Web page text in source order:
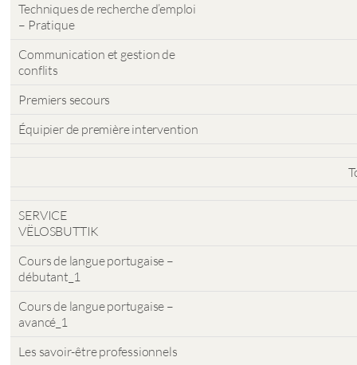
Techniques de recherche d’emploi
– Pratique
Communication et gestion de
conflits
Premiers secours
Équipier de première intervention
SERVICE
VËLOSBUTTIK
Cours de langue portugaise –
débutant_1
Cours de langue portugaise –
avancé_1
Les savoir-être professionnels